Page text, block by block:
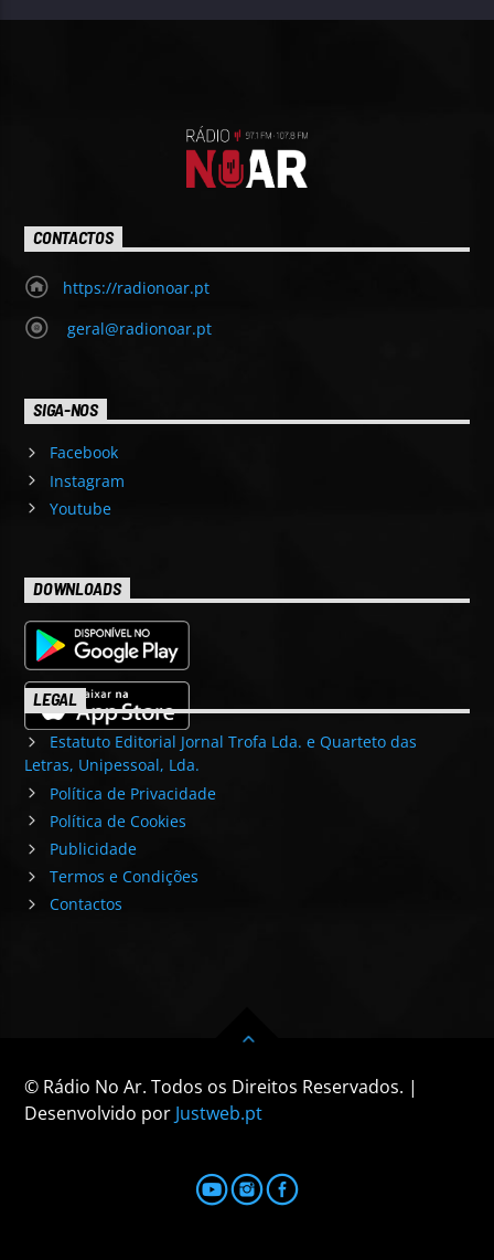
CONTACTOS
https://radionoar.pt
geral@radionoar.pt
SIGA-NOS
Facebook
Instagram
Youtube
DOWNLOADS
LEGAL
Estatuto Editorial Jornal Trofa Lda. e Quarteto das
Letras, Unipessoal, Lda.
Política de Privacidade
Política de Cookies
Publicidade
Termos e Condições
Contactos
© Rádio No Ar. Todos os Direitos Reservados. |
Desenvolvido por Justweb.pt